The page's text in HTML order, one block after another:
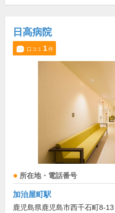
日高病院
口コミ 1件
所在地・電話番号
加治屋町駅
鹿児島県鹿児島市西千石町8-13